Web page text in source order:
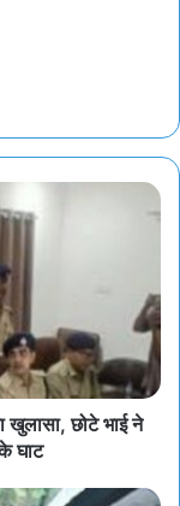
छोटे भाई ने
घाट